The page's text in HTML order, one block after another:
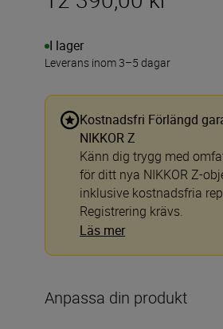
I lager
Leverans inom 3–5 dagar
Kostnadsfri Förlängd
NIKKOR Z
Känn dig trygg med
för ditt nya NIKKOR Z-
inklusive kostnadsfria
Registrering krävs.
Läs mer
Anpassa din produkt